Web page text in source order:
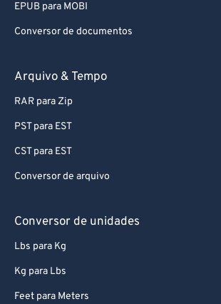
EPUB para MOBI
Conversor de documentos
Arquivo & Tempo
RAR para Zip
PST para EST
CST para EST
Conversor de arquivo
Conversor de unidades
Lbs para Kg
Kg para Lbs
Feet para Meters